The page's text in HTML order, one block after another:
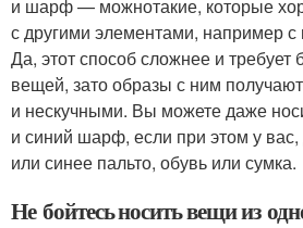
и шарф — можнотакие, которые
с другими элементами, например с
Да, этот способ сложнее и требует
вещей, зато образы с ним
и нескучными. Вы можете даже
и синий шарф, если при этом у вас,
или синее пальто, обувь или сумка.
Не бойтесь носить вещи из